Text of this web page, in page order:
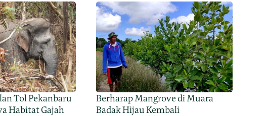
Tol Pekanbaru
Habitat Gajah
Berharap Mangrove di Muara
Badak Hijau Kembali